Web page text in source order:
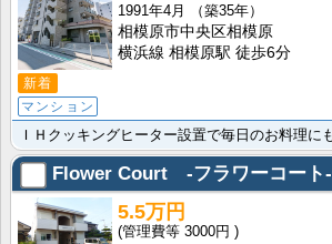
新着
マンション
1991年4月
（築35年）
相模原市中央区相模原
横浜線 相模原駅 徒歩6分
Flower Court -フラワーコート-
5.5万円
3000円